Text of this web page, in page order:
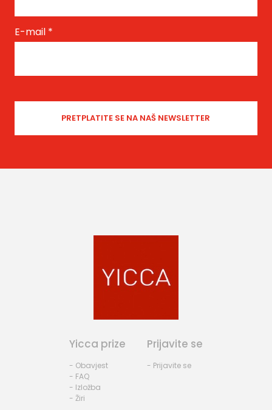
E-mail *
Yicca prize
- Obavjest
- FAQ
- Izložba
- Žiri
Prijavite se
- Prijavite se